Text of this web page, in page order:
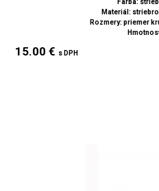
Farba:
Materiál:
Rozmery: priemer
15.00 € s DPH